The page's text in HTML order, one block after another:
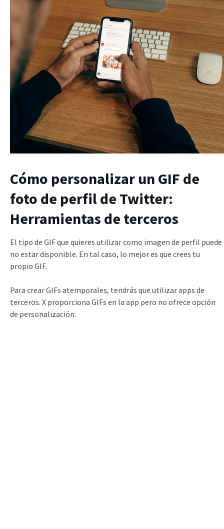
Cómo personalizar un GIF de
foto de perfil de Twitter:
Herramientas de terceros
El tipo de GIF que quieres utilizar como imagen de perfil puede
no estar disponible. En tal caso, lo mejor es que crees tu
propio GIF.
Para crear GIFs atemporales, tendrás que utilizar apps de
terceros. X proporciona GIFs en la app pero no ofrece opción
de personalización.